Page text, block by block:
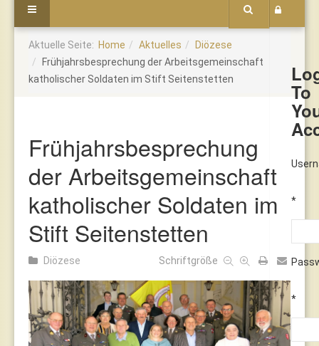
To
*
*
Aktuelle Seite: Home Aktuelles
Diözese
Frühjahrsbesprechung der Arbeitsgemeinschaft
katholischer Soldaten im Stift Seitenstetten
Frühjahrsbesprechung
der Arbeitsgemeinschaft
katholischer Soldaten im
Stift Seitenstetten
Diözese Schriftgröße